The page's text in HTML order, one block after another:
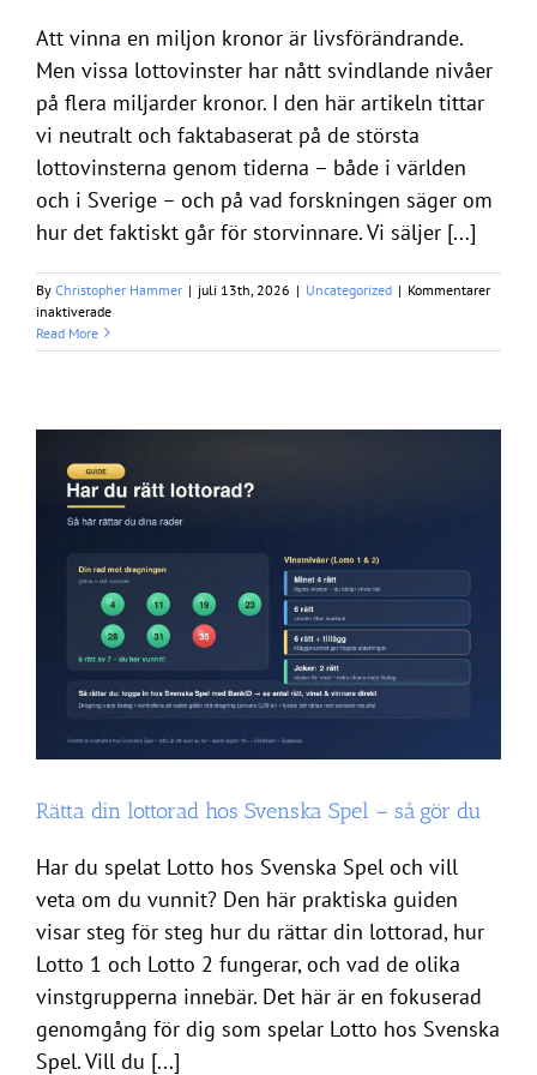
Att vinna en miljon kronor är livsförändrande.
Men vissa lottovinster har nått svindlande nivåer
på flera miljarder kronor. I den här artikeln tittar
vi neutralt och faktabaserat på de största
lottovinsterna genom tiderna – både i världen
och i Sverige – och på vad forskningen säger om
hur det faktiskt går för storvinnare. Vi säljer [...]
By Christopher Hammer | juli 13th, 2026 | Uncategorized | Kommentarer
inaktiveradeför
lottovinsten
och
Sverige
Read More
Rätta din lottorad hos Svenska Spel – så gör du
Har du spelat Lotto hos Svenska Spel och vill
veta om du vunnit? Den här praktiska guiden
visar steg för steg hur du rättar din lottorad, hur
Lotto 1 och Lotto 2 fungerar, och vad de olika
vinstgrupperna innebär. Det här är en fokuserad
genomgång för dig som spelar Lotto hos Svenska
Spel. Vill du [...]